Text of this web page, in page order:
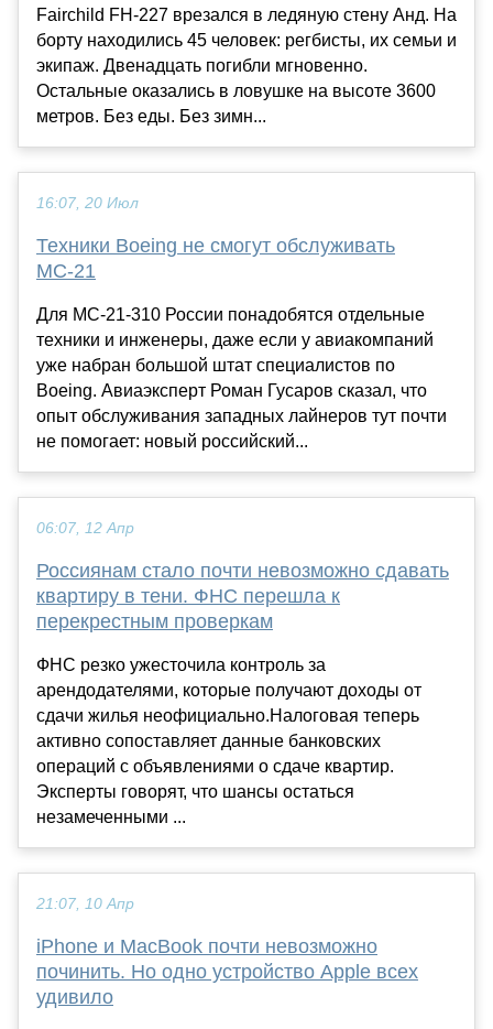
Fairchild FH-227 врезался в ледяную стену Анд. На
борту находились 45 человек: регбисты, их семьи и
экипаж. Двенадцать погибли мгновенно.
Остальные оказались в ловушке на высоте 3600
метров. Без еды. Без зимн...
16:07, 20 Июл
Техники Boeing не смогут обслуживать
МС-21
Для МС-21-310 России понадобятся отдельные
техники и инженеры, даже если у авиакомпаний
уже набран большой штат специалистов по
Boeing. Авиаэксперт Роман Гусаров сказал, что
опыт обслуживания западных лайнеров тут почти
не помогает: новый российский...
06:07, 12 Апр
Россиянам стало почти невозможно сдавать
квартиру в тени. ФНС перешла к
перекрестным проверкам
ФНС резко ужесточила контроль за
арендодателями, которые получают доходы от
сдачи жилья неофициально.Налоговая теперь
активно сопоставляет данные банковских
операций с объявлениями о сдаче квартир.
Эксперты говорят, что шансы остаться
незамеченными ...
21:07, 10 Апр
iPhone и MacBook почти невозможно
починить. Но одно устройство Apple всех
удивило